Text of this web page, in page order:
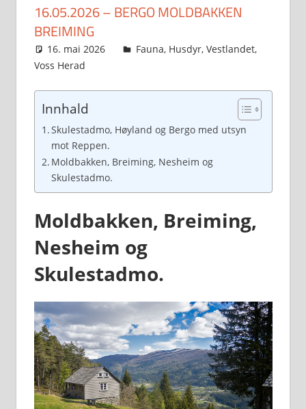
16.05.2026 – BERGO MOLDBAKKEN
BREIMING
16. mai 2026 Svein
Fauna, Husdyr, Vestlandet,
Voss Herad
Innhald
Skulestadmo, Høyland og Bergo med utsyn
mot Reppen.
Moldbakken, Breiming, Nesheim og
Skulestadmo.
Moldbakken, Breiming,
Nesheim og
Skulestadmo.